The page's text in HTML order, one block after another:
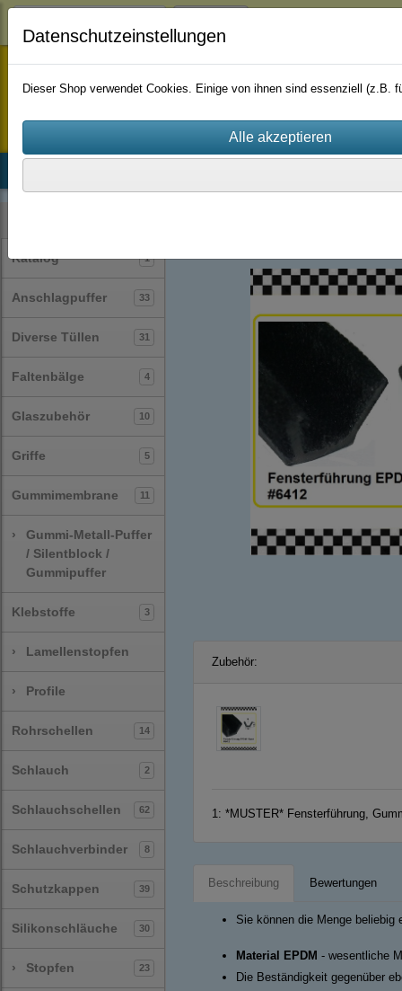
staufenbiel-berlin
Katalog 1
Anschlagpuffer 33
Diverse Tüllen 31
Faltenbälge 4
Glaszubehör 10
Griffe 5
Gummimembrane 11
›
Gummi-Metall-Puffer
/ Silentblock /
Gummipuffer
Klebstoffe 3
› Lamellenstopfen
› Profile
Rohrschellen 14
Schlauch 2
Schlauchschellen 62
Schlauchverbinder 8
Schutzkappen 39
Silikonschläuche 30
› Stopfen 23
Zubehör:
1: *MUSTER* Fensterführung,
Beschreibung Bewertungen
Sie können die Menge
Material EPDM - wesentliche
Die Beständigkeit gegenüber
Datenschutzeinstellungen
Dieser Shop verwendet Cookies. Einige von ihnen sind essenziell (z.B.